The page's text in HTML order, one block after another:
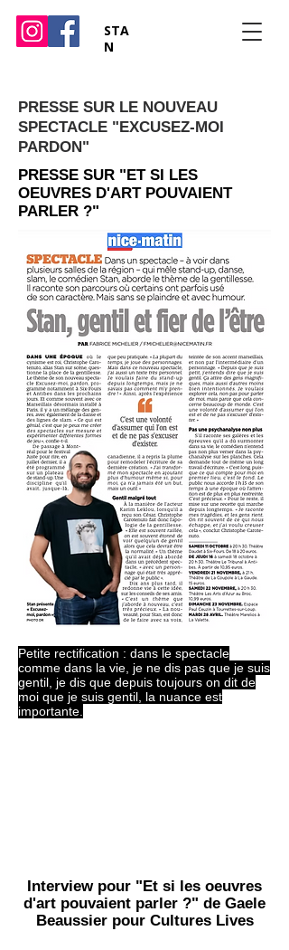
STA
N
PRESSE SUR LE NOUVEAU
SPECTACLE "EXCUSEZ-MOI
PARDON"
PRESSE SUR "ET SI LES
OEUVRES D'ART POUVAIENT
PARLER ?"
Petite rectification : dans le spectacle
comme dans la vie, je ne dis pas que je suis
gentil, je dis que depuis toujours on dit de
moi que je suis gentil, la nuance est
importante.
Interview pour "Et si les oeuvres
d'art pouvaient parler ?" de Gaele
Beaussier pour Cultures Lives